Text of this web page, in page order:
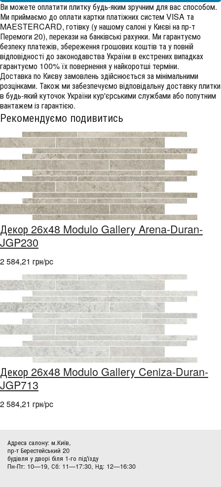
Ви можете оплатити плитку будь-яким зручним для вас способом.
Ми приймаємо до оплати картки платіжних систем VISA та
MAESTERCARD, готівку (у нашому салоні у Києві на пр-т
Перемоги 20), перекази на банківські рахунки. Ми гарантуємо
безпеку платежів, збереження грошових коштів та у повній
відповідності до законодавства України в екстрених випадках
гарантуємо 100% їх повернення у найкоротші терміни.
Доставка по Києву замовлень здійснюється за мінімальними
розцінками. Також ми забезпечуємо відповідальну доставку плитки
в будь-який куточок України кур'єрськими службами або попутним
вантажем із гарантією.
Рекомендуємо подивитись
Декор 26x48 Modulo Gallery Arena-Duran-
JGP230
2 584,21 грн/pc
Декор 26x48 Modulo Gallery Ceniza-Duran-
JGP713
2 584,21 грн/pc
Адреса салону: м.Київ,
пр-т Берестейський 20
будівля у дворі біля 1-го під'їзду
Пн-Пт: 10—19, Сб: 11—17:30, Нд: 12—16:30